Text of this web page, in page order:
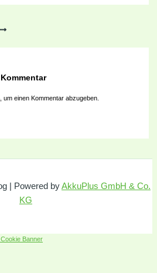
um einen Kommentar abzugeben.
| Powered byAkkuPlus GmbH & Co.
KG
Banner